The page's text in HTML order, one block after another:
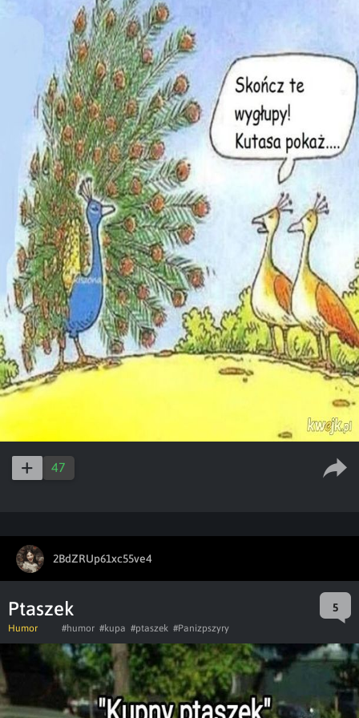
47
2BdZRUp61xc55ve4
Ptaszek 5
Humor #humor #kupa #ptaszek #Panizpszyry